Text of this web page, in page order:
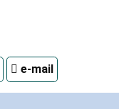
e-mail